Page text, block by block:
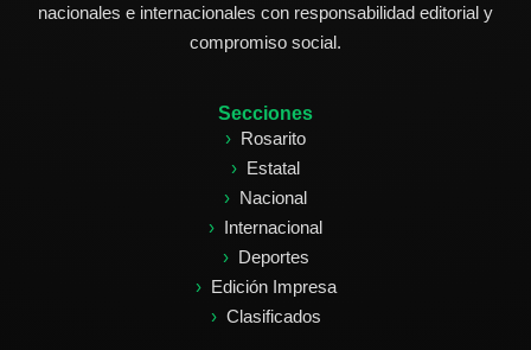
nacionales e internacionales con responsabilidad editorial y
compromiso social.
Secciones
Rosarito
Estatal
Nacional
Internacional
Deportes
Edición Impresa
Clasificados